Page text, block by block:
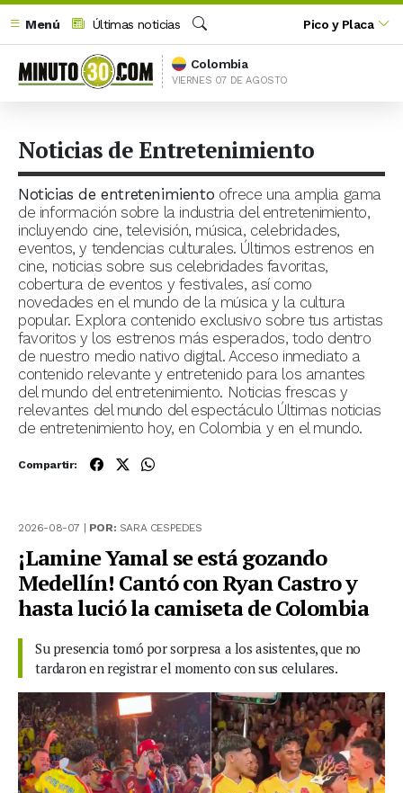
Menú
Últimas noticias
Buscar
Pico y Placa
Colombia
VIERNES 07 DE AGOSTO
Noticias de Entretenimiento
Noticias de entretenimiento ofrece una amplia gama
de información sobre la industria del entretenimiento,
incluyendo cine, televisión, música, celebridades,
eventos, y tendencias culturales. Últimos estrenos en
cine, noticias sobre sus celebridades favoritas,
cobertura de eventos y festivales, así como
novedades en el mundo de la música y la cultura
popular. Explora contenido exclusivo sobre tus artistas
favoritos y los estrenos más esperados, todo dentro
de nuestro medio nativo digital. Acceso inmediato a
contenido relevante y entretenido para los amantes
del mundo del entretenimiento. Noticias frescas y
relevantes del mundo del espectáculo Últimas noticias
de entretenimiento hoy, en Colombia y en el mundo.
Compartir:
2026-08-07 | POR: SARA CESPEDES
¡Lamine Yamal se está gozando
Medellín! Cantó con Ryan Castro y
hasta lució la camiseta de Colombia
Su presencia tomó por sorpresa a los asistentes, que no
tardaron en registrar el momento con sus celulares.